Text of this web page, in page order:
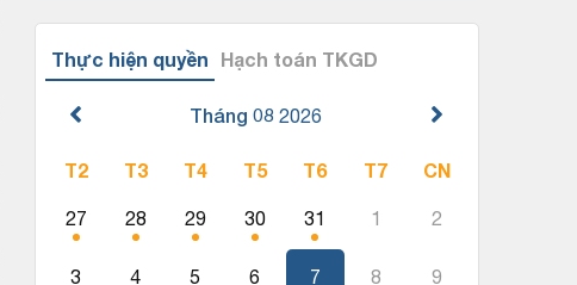
Thực hiện quyền Hạch toán TKGD
Tháng 08 2026
T2 T3 T4 T5 T6 T7 CN
27 28 29 30 31 1 2
3 4 5 6 7 8 9